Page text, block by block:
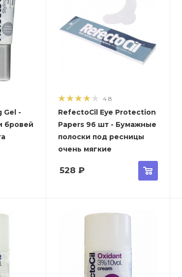
Gel -
бровей
4.8
RefectoCil Eye Protection
Papers 96 шт - Бумажные
полоски под ресницы
очень мягкие
528 ₽